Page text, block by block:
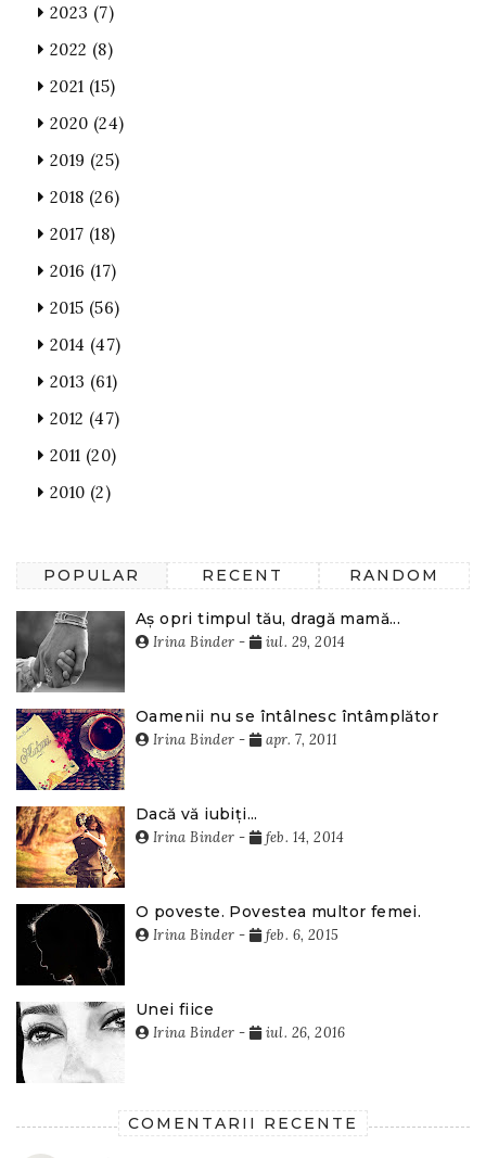
2023 (7)
2022 (8)
2021 (15)
2020 (24)
2019 (25)
2018 (26)
2017 (18)
2016 (17)
2015 (56)
2014 (47)
2013 (61)
2012 (47)
2011 (20)
2010 (2)
POPULAR RECENT RANDOM
Aș opri timpul tău, dragă mamă...
Irina Binder - iul. 29, 2014
Oamenii nu se întâlnesc întâmplător
Irina Binder - apr. 7, 2011
Dacă vă iubiți...
Irina Binder - feb. 14, 2014
O poveste. Povestea multor femei.
Irina Binder - feb. 6, 2015
Unei fiice
Irina Binder - iul. 26, 2016
COMENTARII RECENTE